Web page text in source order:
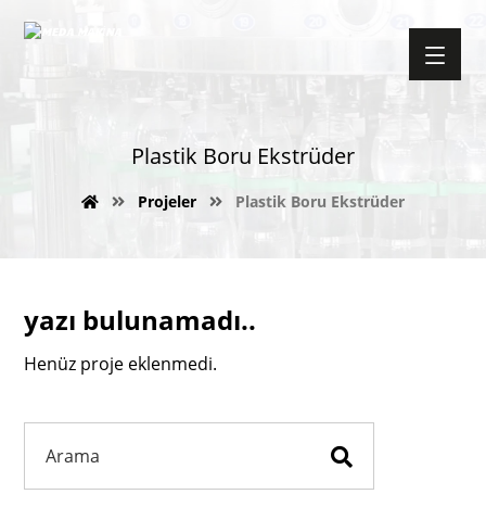
Plastik Boru Ekstrüder
Projeler Plastik Boru Ekstrüder
yazı bulunamadı..
Henüz proje eklenmedi.